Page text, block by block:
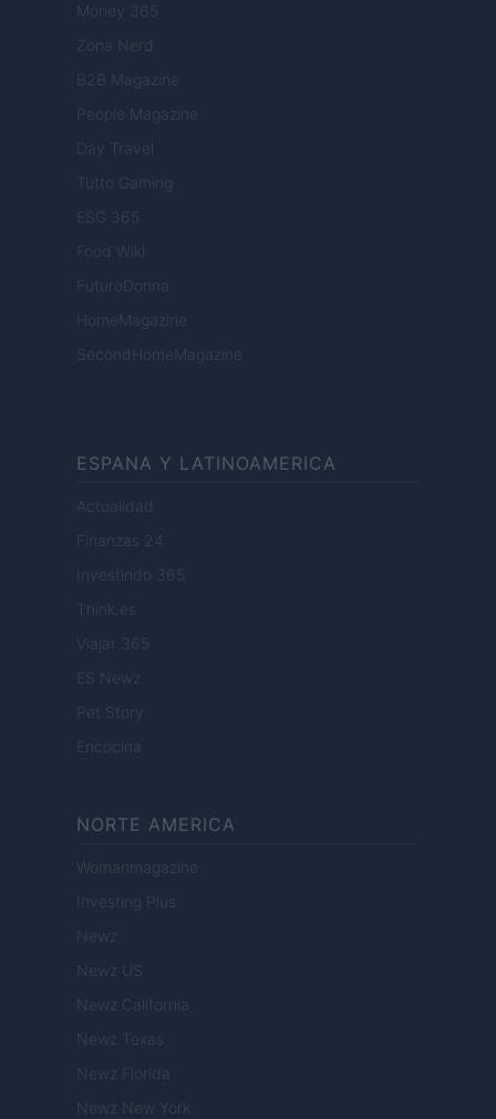
Money 365
Zona Nerd
B2B Magazine
People Magazine
Day Travel
Tutto Gaming
ESG 365
Food Wiki
FuturoDonna
HomeMagazine
SecondHomeMagazine
ESPANA Y LATINOAMERICA
Actualidad
Finanzas 24
Investindo 365
Think.es
Viajar 365
ES Newz
Pet Story
Encocina
NORTE AMERICA
Womanmagazine
Investing Plus
Newz
Newz US
Newz California
Newz Texas
Newz Florida
Newz New York